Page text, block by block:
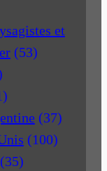
et
(53)
(37)
(100)
(35)